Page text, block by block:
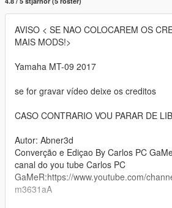
AVISO < SE NAO COLOCAREM OS
MAIS MODS!>
Yamaha MT-09 2017
se for gravar vídeo deixe os creditos
CASO CONTRARIO VOU PARAR DE
Autor: Abner3d
Converção e Ediçao By Carlos PC
canal do you tube Carlos PC
GaMeR:https://www.youtube.com/
m3631aA